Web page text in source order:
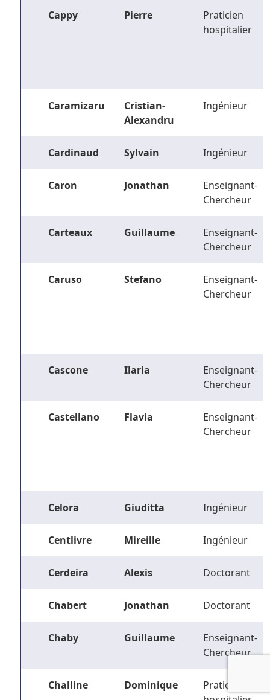
Cappy Pierre
Praticien
hospitalier
Caramizaru
Cristian-
Alexandru
Ingénieur
Cardinaud Sylvain Ingénieur
Caron Jonathan
Enseignant-
Chercheur
Carteaux Guillaume
Enseignant-
Chercheur
Caruso Stefano
Enseignant-
Chercheur
Cascone Ilaria
Enseignant-
Chercheur
Castellano Flavia
Enseignant-
Chercheur
Celora Giuditta Ingénieur
Centlivre Mireille Ingénieur
Cerdeira Alexis Doctorant
Chabert Jonathan Doctorant
Chaby Guillaume
Enseignant-
Chercheur
Challine Dominique
Praticien